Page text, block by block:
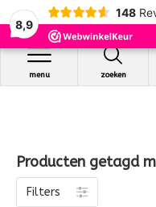
8,9
148
zoeken
menu
Producten getagd
Filters